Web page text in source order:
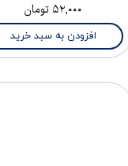
۵۲,۰۰۰ تومان
افزودن به سبد خرید